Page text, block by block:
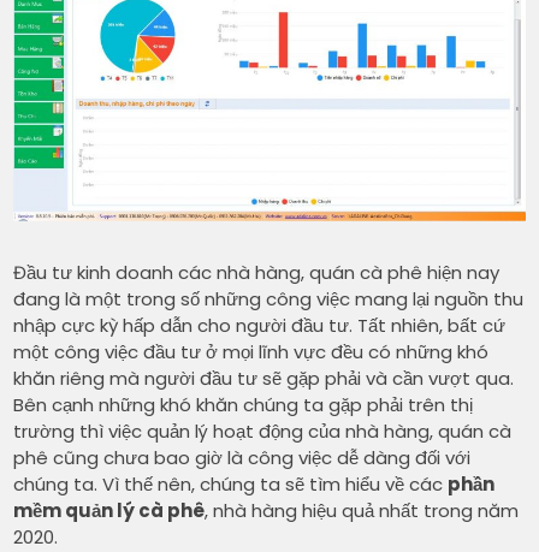
Đầu tư kinh doanh các nhà hàng, quán cà phê hiện nay
đang là một trong số những công việc mang lại nguồn thu
nhập cực kỳ hấp dẫn cho người đầu tư. Tất nhiên, bất cứ
một công việc đầu tư ở mọi lĩnh vực đều có những khó
khăn riêng mà người đầu tư sẽ gặp phải và cần vượt qua.
Bên cạnh những khó khăn chúng ta gặp phải trên thị
trường thì việc quản lý hoạt động của nhà hàng, quán cà
phê cũng chưa bao giờ là công việc dễ dàng đối với
chúng ta. Vì thế nên, chúng ta sẽ tìm hiểu về các phần
mềm quản lý cà phê, nhà hàng hiệu quả nhất trong năm
2020.